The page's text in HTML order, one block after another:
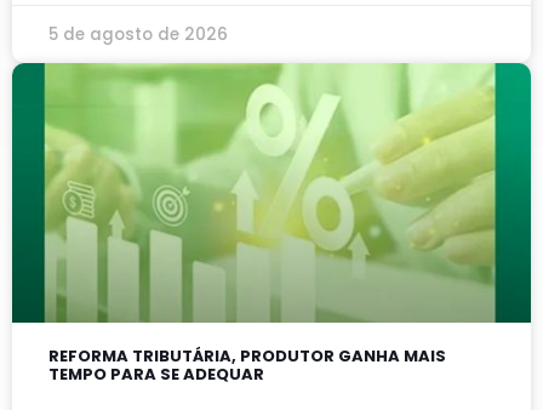
5 de agosto de 2026
REFORMA TRIBUTÁRIA, PRODUTOR GANHA MAIS
TEMPO PARA SE ADEQUAR